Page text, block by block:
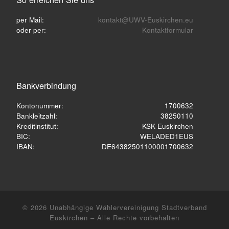
per Mail:
kontakt@UWV-Euskirchen.eu
oder per:
Kontaktformular
Bankverbindung
Kontonummer:
1700632
Bankleitzahl:
38250110
Kreditinstitut:
KSK Euskirchen
BIC:
WELADED1EUS
IBAN:
DE64382501100001700632
© 2026 Unabhängige Wählervereinigung Stadtverband
Euskirchen – Alle Rechte vorbehalten